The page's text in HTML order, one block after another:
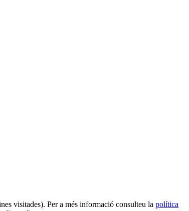
visitades). Per a més informació consulteu la política